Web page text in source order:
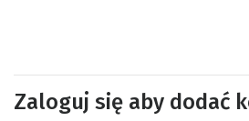
Zaloguj się aby dodać